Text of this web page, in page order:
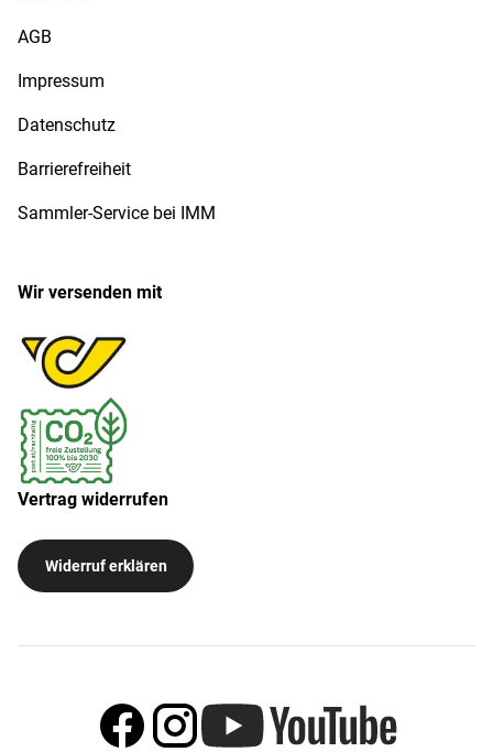
AGB
Impressum
Datenschutz
Barrierefreiheit
Sammler-Service bei IMM
Wir versenden mit
Vertrag widerrufen
Widerruf erklären